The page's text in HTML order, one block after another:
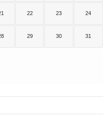
22 23 24
29 30 31